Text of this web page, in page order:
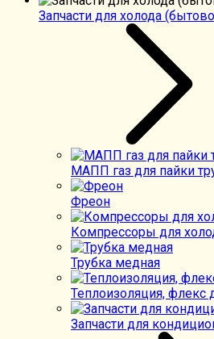
Запчасти для холода
МАПП газ для пайки
Фреон
Компрессоры для
Трубка медная
Теплоизоляция, флекс
Запчасти для